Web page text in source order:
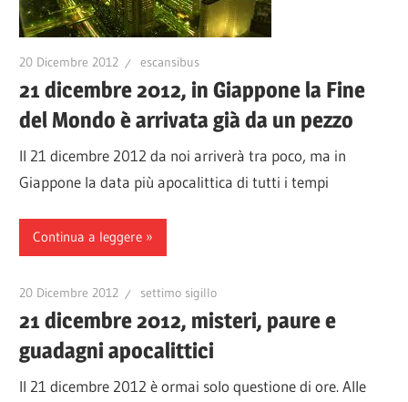
20 Dicembre 2012 escansibus
21 dicembre 2012, in Giappone la Fine
del Mondo è arrivata già da un pezzo
Il 21 dicembre 2012 da noi arriverà tra poco, ma in
Giappone la data più apocalittica di tutti i tempi
Continua a leggere
20 Dicembre 2012 settimo sigillo
21 dicembre 2012, misteri, paure e
guadagni apocalittici
Il 21 dicembre 2012 è ormai solo questione di ore. Alle